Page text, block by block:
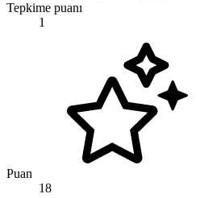
Tepkime puanı
1
Puan
18